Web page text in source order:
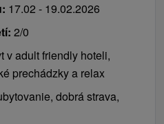
17.02 - 19.02.2026
2/0
v adult friendly hoteli,
prechádzky a relax
dobrá strava,